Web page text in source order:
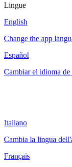
Lingue
English
Change the app
Español
Cambiar el idioma de
Italiano
Cambia la lingua
Français